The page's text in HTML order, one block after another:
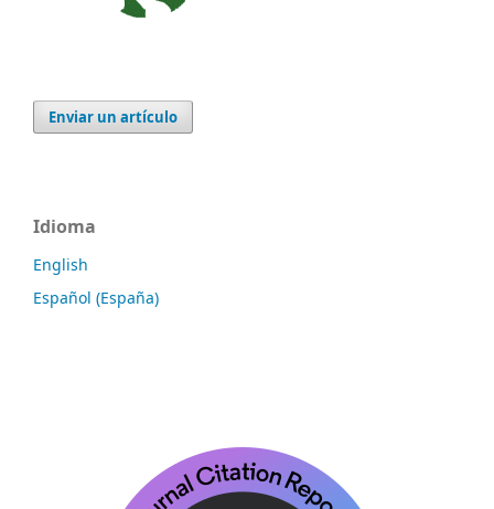
Enviar un artículo
Idioma
English
Español (España)